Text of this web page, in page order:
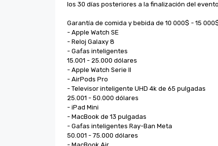
los 30 días posteriores a la finalización del
Garantía de comida y bebida de 10 000$ - 15
- Apple Watch SE
- Reloj Galaxy 8
- Gafas inteligentes
15.001 - 25.000 dólares
- Apple Watch Serie II
- AirPods Pro
- Televisor inteligente UHD 4k de 65 pulgadas
25.001 - 50.000 dólares
- iPad Mini
- MacBook de 13 pulgadas
- Gafas inteligentes Ray-Ban Meta
50.001 - 75.000 dólares